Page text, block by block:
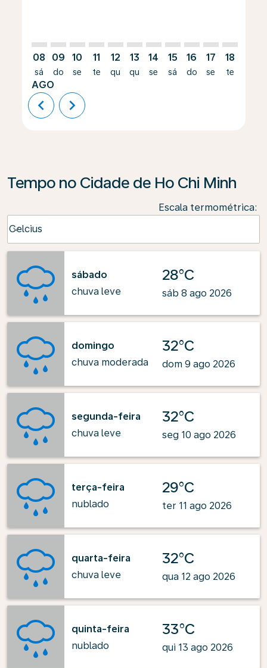
08
sá
AGO
09
do
10
se
11
te
12
qu
13
qu
14
se
15
sá
16
do
17
se
18
te
chevron_left chevron_right
Tempo no Cidade de Ho Chi Minh
Escala termométrica:
Celcius
keyboard_arrow_down
sábado
chuva leve
28°C
sáb 8 ago 2026
domingo
chuva moderada
32°C
dom 9 ago 2026
segunda-feira
chuva leve
32°C
seg 10 ago 2026
terça-feira
nublado
29°C
ter 11 ago 2026
quarta-feira
chuva leve
32°C
qua 12 ago 2026
quinta-feira
nublado
33°C
qui 13 ago 2026